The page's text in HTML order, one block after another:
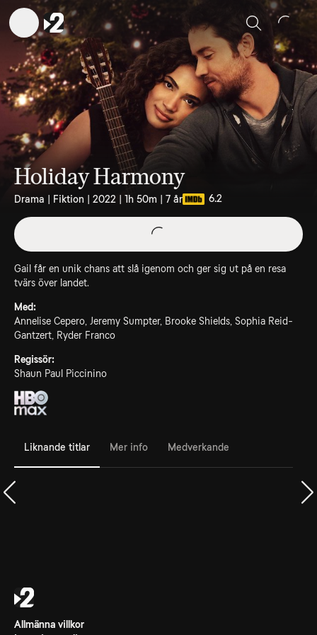
Sök
Holiday Harmony
Drama | Fiktion | 2022 | 1h 50m | 7 år 6.2
Gail får en unik chans att slå igenom och ger sig ut på en resa
tvärs över landet.
Med:
Annelise Cepero, Jeremy Sumpter, Brooke Shields, Sophia Reid-
Gantzert, Ryder Franco
Regissör:
Shaun Paul Piccinino
Liknande titlar Mer info Medverkande
Allmänna villkor